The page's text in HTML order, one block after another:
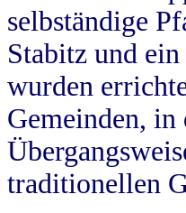
selbständige
Stabitz und
wurden
Gemeinden, in
traditionellen